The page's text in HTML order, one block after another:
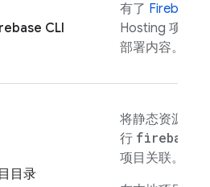
CLI
有了 Firebase
Hosting 项目
部署内容。
目录
将静态资源添
行 firebase
项目关联。